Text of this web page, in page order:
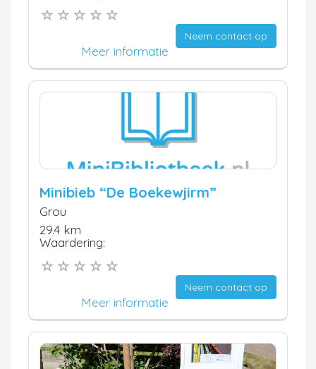
Neem contact op
Meer informatie
Minibieb “De Boekewjirm”
Grou
29.4 km
Waardering:
Neem contact op
Meer informatie